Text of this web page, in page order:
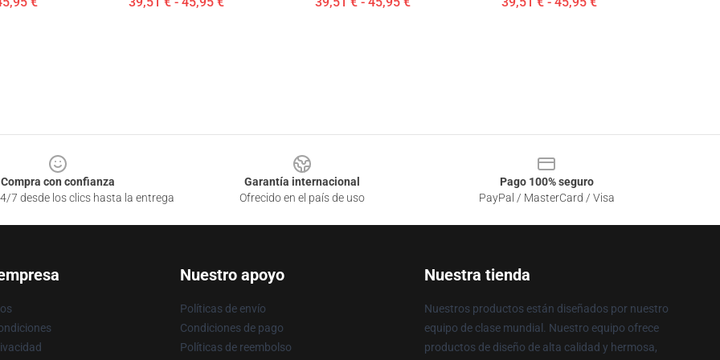
Compra con confianza
7 desde los clics hasta la entrega
Garantía internacional
Ofrecido en el país de uso
Pago 100% seguro
PayPal / MasterCard / Visa
Nuestro apoyo
Políticas de envío
Condiciones de pago
Políticas de reembolso
Nuestra tienda
Nuestros productos están diseñados por nuestro
equipo de clase mundial. Nuestro equipo ofrece
productos de diseño de alta calidad y hermosa,